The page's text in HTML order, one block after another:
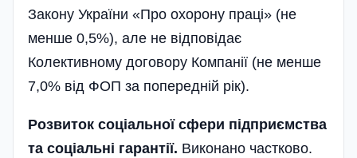
Закону України «Про охорону праці» (не
менше 0,5%), але не відповідає
Колективному договору Компанії (не менше
7,0% від ФОП за попередній рік).
Розвиток соціальної сфери підприємства
та соціальні гарантії. Виконано частково.